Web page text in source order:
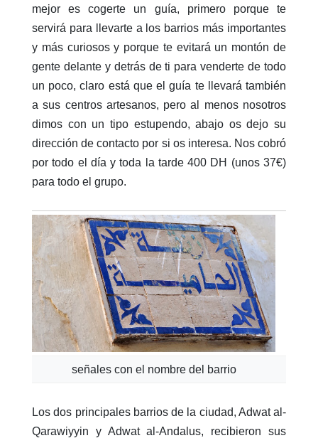
mejor es cogerte un guía, primero porque te
servirá para llevarte a los barrios más importantes
y más curiosos y porque te evitará un montón de
gente delante y detrás de ti para venderte de todo
un poco, claro está que el guía te llevará también
a sus centros artesanos, pero al menos nosotros
dimos con un tipo estupendo, abajo os dejo su
dirección de contacto por si os interesa. Nos cobró
por todo el día y toda la tarde 400 DH (unos 37€)
para todo el grupo.
señales con el nombre del barrio
Los dos principales barrios de la ciudad, Adwat al-
Qarawiyyin y Adwat al-Andalus, recibieron sus